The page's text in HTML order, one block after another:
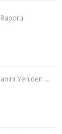
Yeniden …